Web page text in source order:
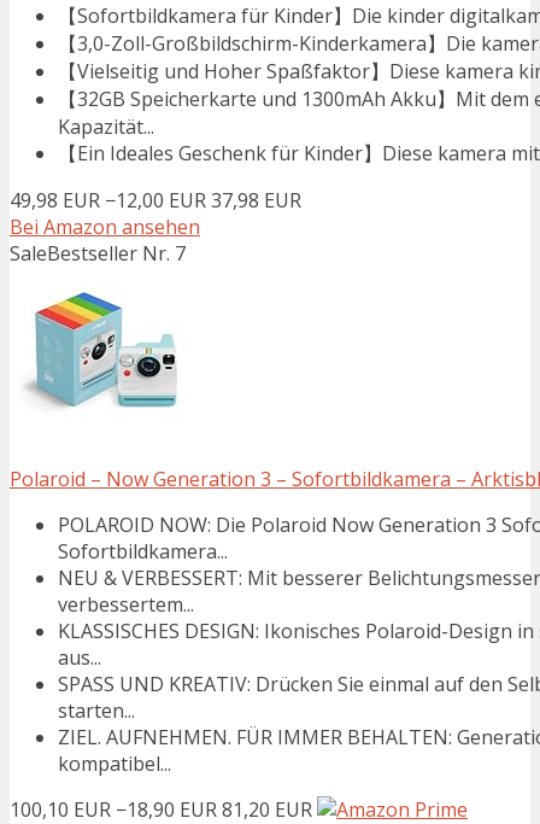
【Sofortbildkamera für Kinder】Die kinder
【3,0-Zoll-Großbildschirm-Kinderkamera】Die
【Vielseitig und Hoher Spaßfaktor】Diese kamera
【32GB Speicherkarte und 1300mAh Akku】Mit
Kapazität...
【Ein Ideales Geschenk für Kinder】Diese kamera
49,98 EUR −12,00 EUR37,98 EUR
Bei Amazon ansehen
SaleBestseller Nr. 7
Polaroid – Now Generation 3 – Sofortbildkamera –
POLAROID NOW: Die Polaroid Now Generation 3
Sofortbildkamera...
NEU & VERBESSERT: Mit besserer
verbessertem...
KLASSISCHES DESIGN: Ikonisches Polaroid-
aus...
SPASS UND KREATIV: Drücken Sie einmal auf den
starten...
ZIEL. AUFNEHMEN. FÜR IMMER BEHALTEN:
kompatibel...
100,10 EUR −18,90 EUR81,20 EUR